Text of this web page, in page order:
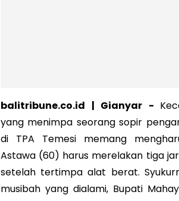
balitribune.co.id | Gianyar -
yang menimpa seorang sopir
di TPA Temesi memang
Astawa (60) harus merelakan tiga
setelah tertimpa alat berat.
musibah yang dialami, Bupati